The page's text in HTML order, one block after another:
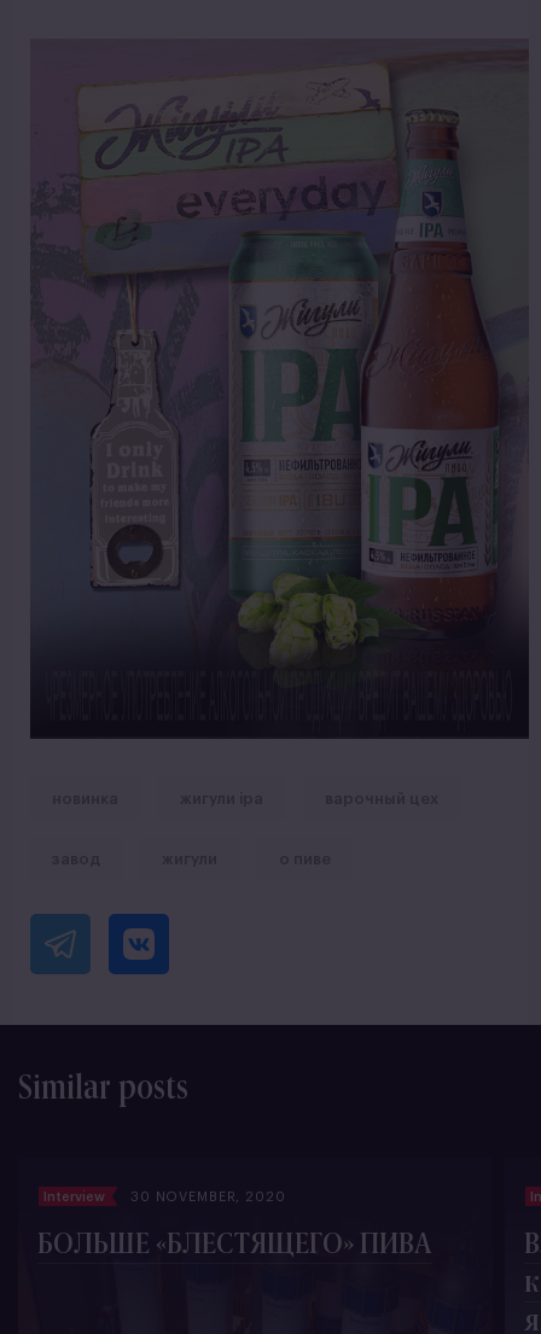
Similar posts
Interview 30 NOVEMBER, 2020
БОЛЬШЕ «БЛЕСТЯЩЕГО» ПИВА